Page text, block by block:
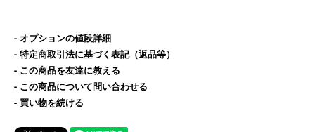
オプションの値段詳細
特定商取引法に基づく表記（返品等）
この商品を友達に教える
この商品について問い合わせる
買い物を続ける